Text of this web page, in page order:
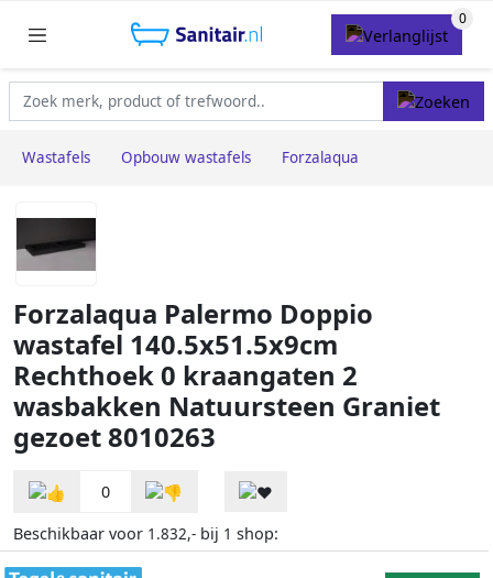
Wastafels Opbouw wastafels Forzalaqua
Forzalaqua Palermo Doppio
wastafel 140.5x51.5x9cm
Rechthoek 0 kraangaten 2
wasbakken Natuursteen Graniet
gezoet 8010263
0
Beschikbaar voor 1.832,- bij 1 shop: